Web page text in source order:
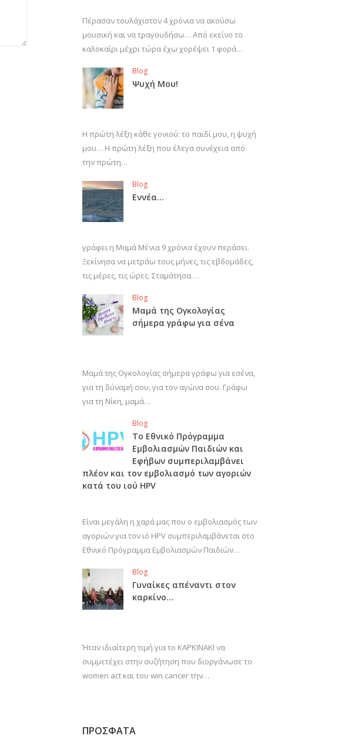
Πέρασαν τουλάχιστον 4 χρόνια να ακούσω
μουσική και να τραγουδήσω… Από εκείνο το
καλοκαίρι μέχρι τώρα έχω χορέψει 1 φορά…
Blog
Ψυχή Μου!
Η πρώτη λέξη κάθε γονιού: το παιδί μου, η ψυχή
μου… Η πρώτη λέξη που έλεγα συνέχεια από
την πρώτη…
Blog
Εννέα…
γράφει η Μαμά Μένια 9 χρόνια έχουν περάσει.
Ξεκίνησα να μετράω τους μήνες, τις εβδομάδες,
τις μέρες, τις ώρες. Σταμάτησα.…
Blog
Μαμά της Ογκολογίας
σήμερα γράφω για σένα
Μαμά της Ογκολογίας σήμερα γράφω για εσένα,
για τη δύναμή σου, για τον αγώνα σου. Γράφω
για τη Νίκη, μαμά…
Blog
Το Εθνικό Πρόγραμμα
Εμβολιασμών Παιδιών και
Εφήβων συμπεριλαμβάνει
πλέον και τον εμβολιασμό των αγοριών
κατά του ιού HPV
Είναι μεγάλη η χαρά μας που ο εμβολιασμός των
αγοριών για τον ιό HPV συμπεριλαμβάνεται στο
Εθνικό Πρόγραμμα Εμβολιασμών Παιδιών…
Blog
Γυναίκες απέναντι στον
καρκίνο…
Ήταν ιδιαίτερη τιμή για το ΚΑΡΚΙΝΑΚΙ να
συμμετέχει στην συζήτηση που διοργάνωσε το
women act και του win cancer την…
ΠΡΟΣΦΑΤΑ